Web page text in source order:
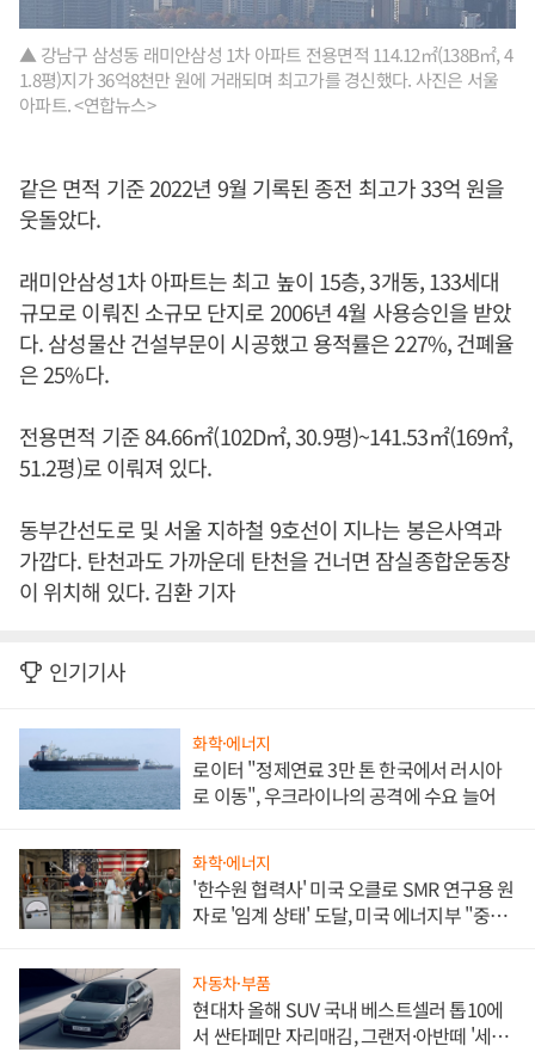
▲ 강남구 삼성동 래미안삼성 1차 아파트 전용면적 114.12㎡(138B㎡, 4
1.8평)지가 36억8천만 원에 거래되며 최고가를 경신했다. 사진은 서울
아파트. <연합뉴스>
같은 면적 기준 2022년 9월 기록된 종전 최고가 33억 원을
웃돌았다.
래미안삼성1차 아파트는 최고 높이 15층, 3개동, 133세대
규모로 이뤄진 소규모 단지로 2006년 4월 사용승인을 받았
다. 삼성물산 건설부문이 시공했고 용적률은 227%, 건폐율
은 25%다.
전용면적 기준 84.66㎡(102D㎡, 30.9평)~141.53㎡(169㎡,
51.2평)로 이뤄져 있다.
동부간선도로 및 서울 지하철 9호선이 지나는 봉은사역과
가깝다. 탄천과도 가까운데 탄천을 건너면 잠실종합운동장
이 위치해 있다. 김환 기자
인기기사
화학·에너지
로이터 "정제연료 3만 톤 한국에서 러시아
로 이동", 우크라이나의 공격에 수요 늘어
화학·에너지
'한수원 협력사' 미국 오클로 SMR 연구용 원
자로 '임계 상태' 도달, 미국 에너지부 "중요
자동차·부품
현대차 올해 SUV 국내 베스트셀러 톱10에
서 싼타페만 자리매김, 그랜저·아반떼 '세단